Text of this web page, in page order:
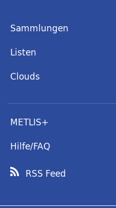
Sammlungen
Listen
Clouds
METLIS+
Hilfe/FAQ
RSS Feed